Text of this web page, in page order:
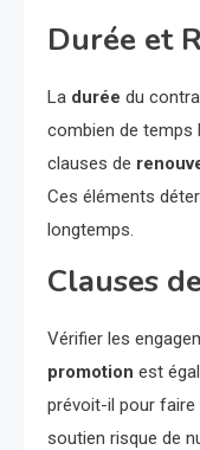
Durée et
La durée du
combien de temps
clauses de
Ces éléments
longtemps.
Clauses
Vérifier les
promotion est
prévoit-il pour faire
soutien risque de